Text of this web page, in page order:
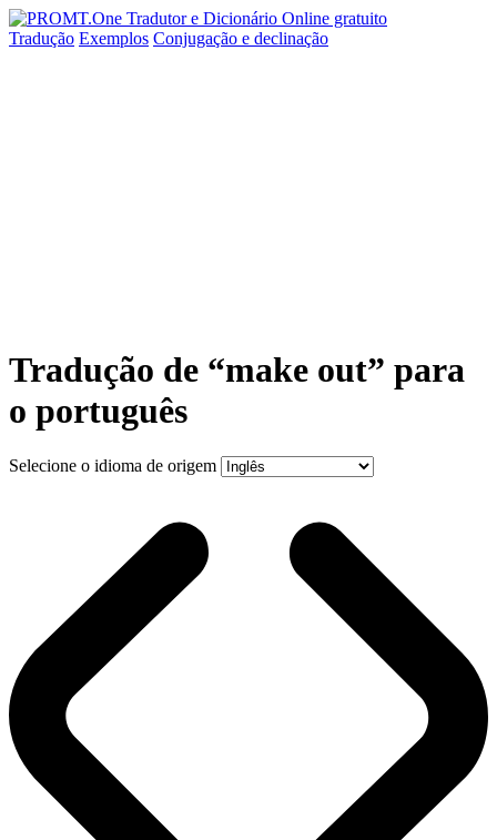
Tradução Exemplos Conjugação e declinação
Tradução de “make out” para
o português
Selecione o idioma de origem